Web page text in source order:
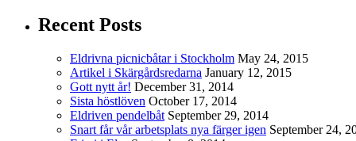
Recent Posts
Eldrivna picnicbåtar i Stockholm May 24, 2015
Artikel i Skärgårdsredarna January 12, 2015
Gott nytt år! December 31, 2014
Sista höstlöven October 17, 2014
Eldriven pendelbåt September 29, 2014
Snart får vår arbetsplats nya färger igen September 24,